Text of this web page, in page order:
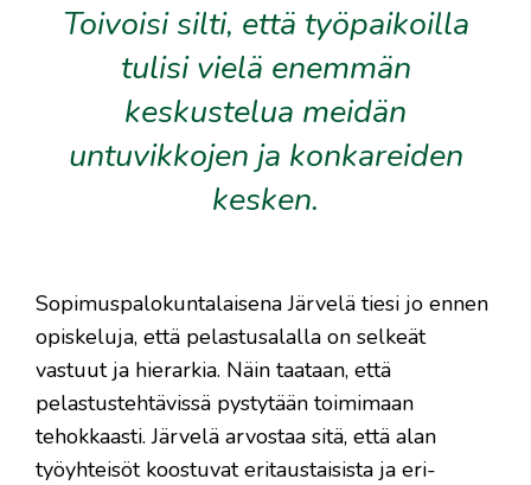
Toivoisi silti, että työpaikoilla
tulisi vielä enemmän
keskustelua meidän
untuvikkojen ja konkareiden
kesken.
Sopimuspalokuntalaisena Järvelä tiesi jo ennen
opiskeluja, että pelastusalalla on selkeät
vastuut ja hierarkia. Näin taataan, että
pelastustehtävissä pystytään toimimaan
tehokkaasti. Järvelä arvostaa sitä, että alan
työyhteisöt koostuvat eritaustaisista ja eri-